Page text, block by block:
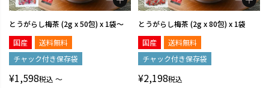
とうがらし梅茶 (2g x 50包) x 1袋～
国産
送料無料
チャック付き保存袋
¥1,598税込 〜
とうがらし梅茶 (2g x 80包) x 1袋
国産
送料無料
チャック付き保存袋
¥2,198税込